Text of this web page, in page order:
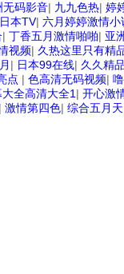
无码影音| 九九色热| 婷
本TV| 六月婷婷激情小
| 丁香五月激情啪啪| 亚
视频| 久热这里只有精
| 日本99在线| 久久精
点 | 色高清无码视频|
全高清大全1 | 开心激
激情第四色| 综合五月天